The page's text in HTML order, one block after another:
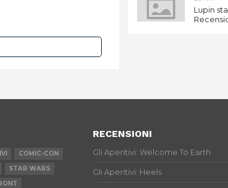
Lupin
COMIC-CON
STAR WARS
RECENSIONI
Gli Aperitivi: Welcome To Earth
Gli Aperitivi: Heels